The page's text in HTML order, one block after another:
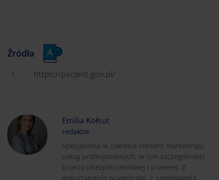
Źródła
https://pacjent.gov.pl/
Emilia Kołsut
redaktor
Specjalistka w zakresie content marketingu
usług profesjonalnych, w tym szczególności
branży ubezpieczeniowej i prawnej. Z
wykształcenia prawniczka, z zamiłowania